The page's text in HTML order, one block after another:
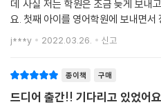
엄마표 영어 0단계 ‘영어 준비운동’
회, 문화 등을 이해시켰어요. 그리고
(필립 구든, 허니와이즈) 등의 책을 읽
대해 알려주었어요. 그 당시 행복이는
《너를 영어1등급으로 만들어주마》
은 아이의 감정을 배려해 효과를 극대
책을 추천했다. 〈스몰빅클래스〉 조승
세 마리 토끼를 모두 잡을 수 있는 길
영어 때문에 고생하지 않기를 바란다
이 되는 분들에게 이 책을 적극 추천합
아무리 찾아도 아이의 영어 교육에 답
을 통해 쌓아온 영어 교육의 노하우들
데 사실 저는 학원은 조금 늦게 보내
요. 첫째 아이를 영어학원에 보내면서
히 느꼈기 때문에 이 아이가 좀 더 영
습과는 다른 방식으로 재미있고 풍성
j***y 2022.03.26. 신고
종이책 구매
드디어 출간!! 기다리고 있었어